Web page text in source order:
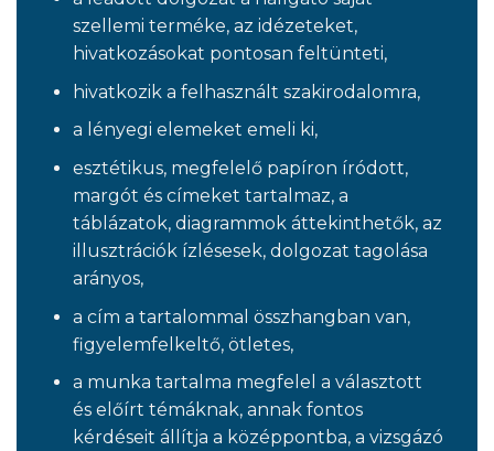
szellemi terméke, az idézeteket,
hivatkozásokat pontosan feltünteti,
hivatkozik a felhasznált szakirodalomra,
a lényegi elemeket emeli ki,
esztétikus, megfelelő papíron íródott,
margót és címeket tartalmaz, a
táblázatok, diagrammok áttekinthetők, az
illusztrációk ízlésesek, dolgozat tagolása
arányos,
a cím a tartalommal összhangban van,
figyelemfelkeltő, ötletes,
a munka tartalma megfelel a választott
és előírt témáknak, annak fontos
kérdéseit állítja a középpontba, a vizsgázó